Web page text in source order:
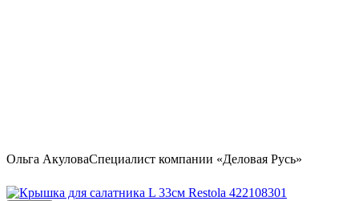
Ольга АкуловаСпециалист компании «Деловая Русь»